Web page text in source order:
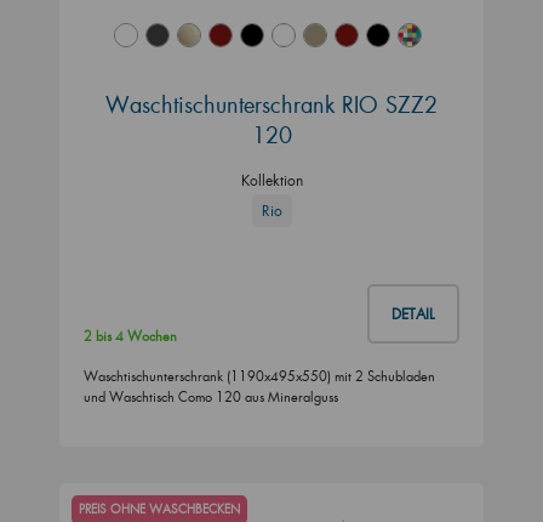
Waschtischunterschrank RIO SZZ2
120
Kollektion
Rio
DETAIL
2 bis 4 Wochen
Waschtischunterschrank (1190x495x550) mit 2 Schubladen
und Waschtisch Como 120 aus Mineralguss
PREIS OHNE WASCHBECKEN